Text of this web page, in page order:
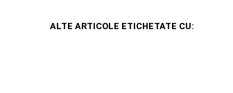
ALTE ARTICOLE ETICHETATE CU: